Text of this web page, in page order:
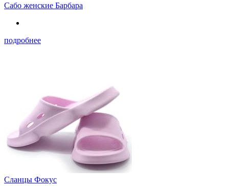
Сабо женские Барбара
подробнее
Сланцы Фокус